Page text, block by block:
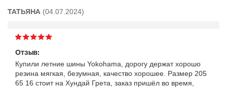
ТАТЬЯНА (04.07.2024)
Отзыв:
Купили летние шины Yokohama, дорогу держат хорошо
резина мягкая, безумная, качество хорошее. Размер 205
65 16 стоит на Хундай Грета, заказ пришёл во время,